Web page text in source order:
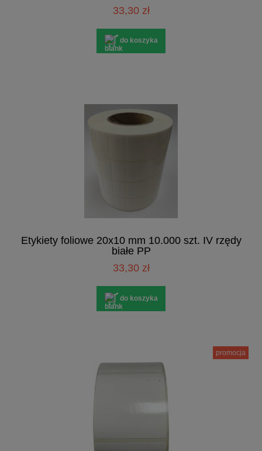
33,30 zł
do koszyka
Etykiety foliowe 20x10 mm 10.000 szt. IV rzędy
białe PP
33,30 zł
do koszyka
promocja